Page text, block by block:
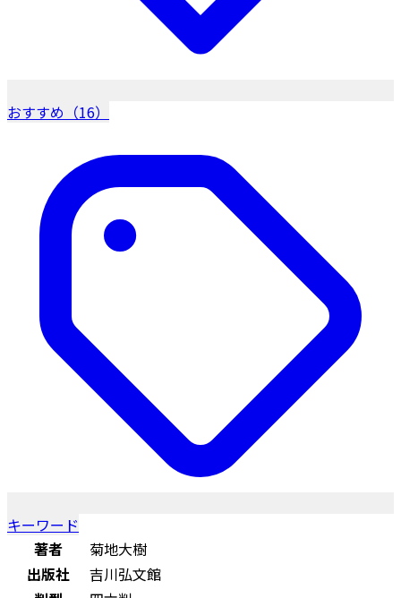
おすすめ（16）
キーワード
著者
菊地大樹
出版社
吉川弘文館